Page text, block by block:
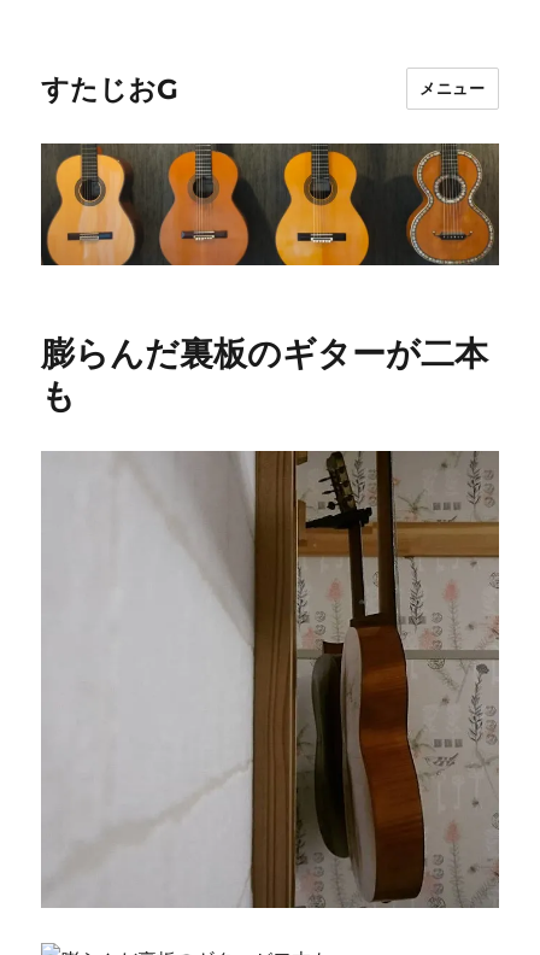
すたじおG メニュー
膨らんだ裏板のギターが二本
も